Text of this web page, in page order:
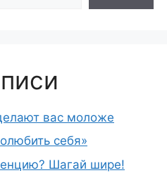
вас моложе
себя»
Шагай шире!